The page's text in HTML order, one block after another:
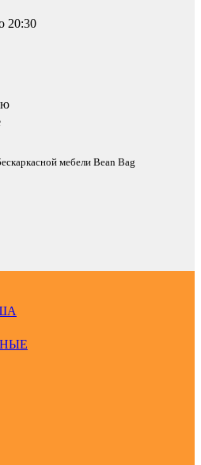
20:30
мебели Bean Bag